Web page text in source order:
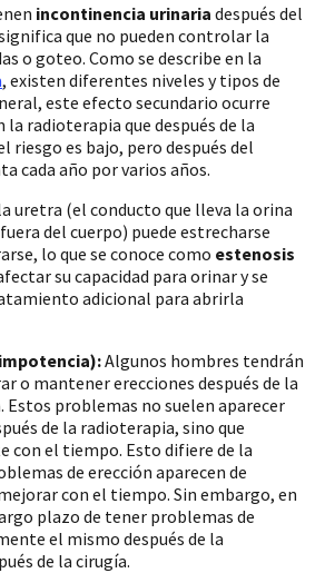
incontinencia urinaria después del
que no pueden controlar la
o goteo. Como se describe en la
, existen diferentes niveles y tipos de
este efecto secundario ocurre
la radioterapia que después de la
riesgo es bajo, pero después del
cada año por varios años.
uretra (el conducto que lleva la orina
del cuerpo) puede estrecharse
lo que se conoce como estenosis
su capacidad para orinar y se
adicional para abrirla
Algunos hombres tendrán
o mantener erecciones después de la
problemas no suelen aparecer
de la radioterapia, sino que
con el tiempo. Esto difiere de la
de erección aparecen de
con el tiempo. Sin embargo, en
plazo de tener problemas de
el mismo después de la
de la cirugía.